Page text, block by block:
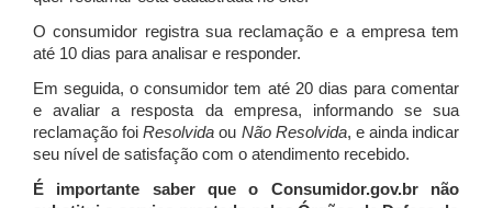
O consumidor registra sua reclamação e a empresa tem
até 10 dias para analisar e responder.
Em seguida, o consumidor tem até 20 dias para comentar
e avaliar a resposta da empresa, informando se sua
reclamação foiResolvida ou Não Resolvida, e ainda indicar
seu nível de satisfação com o atendimento recebido.
É importante saber que o Consumidor.gov.br não